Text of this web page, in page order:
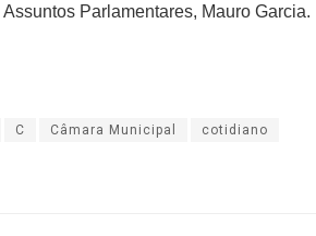
Parlamentares, Mauro Garcia.
C Câmara Municipal cotidiano